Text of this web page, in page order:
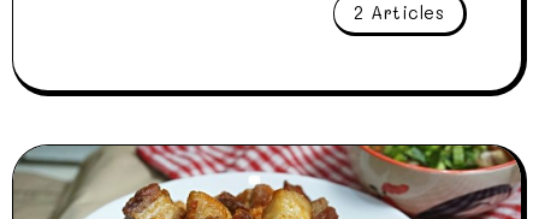
2 Articles